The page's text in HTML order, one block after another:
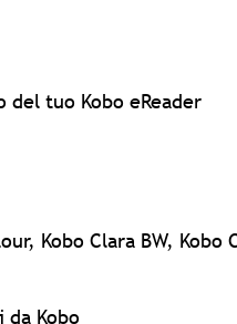
tuo Kobo eReader
Kobo Clara BW, Kobo
Kobo